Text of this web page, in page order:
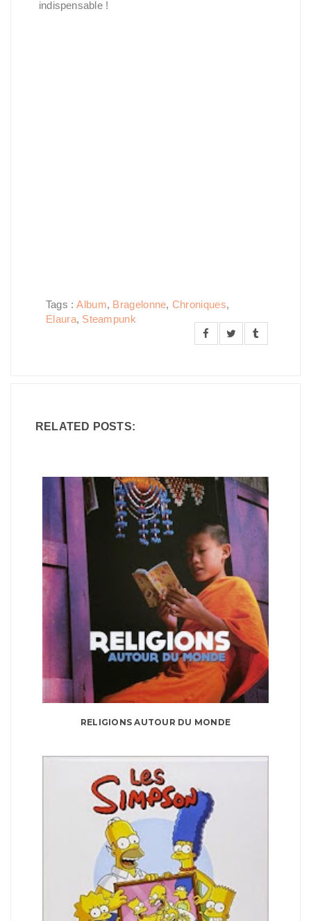
indispensable !
Tags :Album, Bragelonne, Chroniques,
Elaura, Steampunk
RELATED POSTS:
RELIGIONS AUTOUR DU MONDE